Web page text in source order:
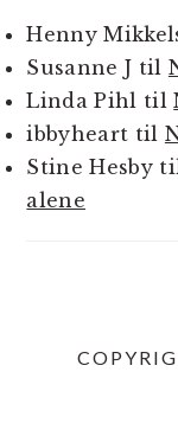
Henny
Susanne J til
Linda Pihl til
ibbyheart til
Stine Hesby
alene